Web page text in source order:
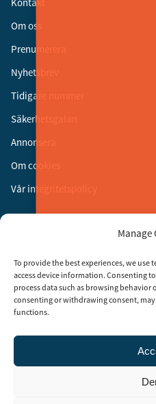
Manage
To provide the best experiences, we
access device information. Consenting
process data such as browsing behavior
consenting or withdrawing consent,
functions.
Om oss
Prenumerera
Nyhetsbrev
Tidigare nummer
Säkerhetsgalan
Annonsera
Om cookies
Vår integritetspolicy
Instagram
LinkedIn
Säkerhet år 2003 för att stimulera,